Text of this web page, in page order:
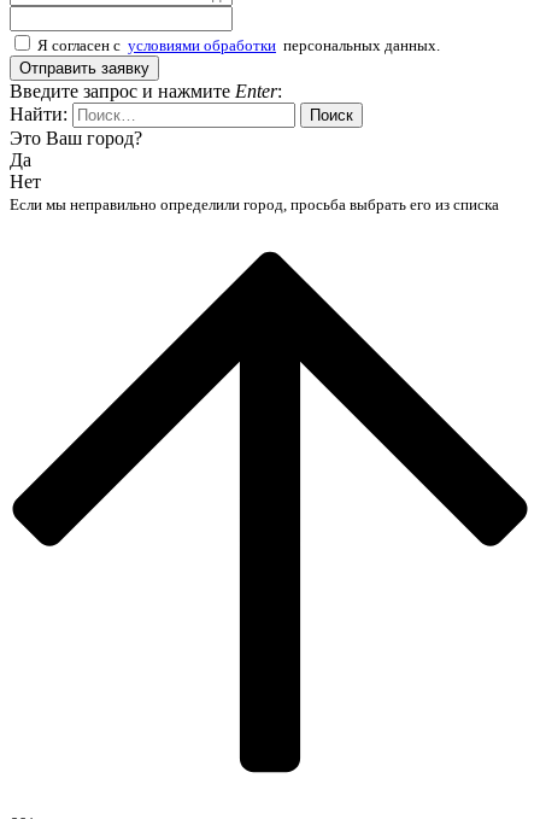
Я согласен с условиями обработки персональных данных.
Отправить заявку
Введите запрос и нажмите Enter:
Найти:
Это Ваш город?
Да
Нет
Если мы неправильно определили город, просьба выбрать его из списка